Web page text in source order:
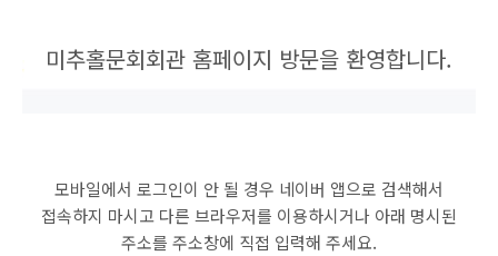
미추홀문회회관 홈페이지 방문을 환영합니다.
모바일에서 로그인이 안 될 경우 네이버 앱으로 검색해서
접속하지 마시고 다른 브라우저를 이용하시거나 아래 명시된
주소를 주소창에 직접 입력해 주세요.